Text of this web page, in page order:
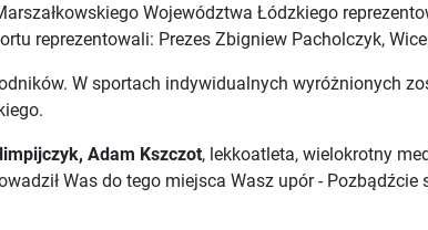
Województwa Łódzkiego
reprezentowali: Prezes Zbigniew Pacholczyk,
W sportach indywidualnych wyróżnionych
Adam Kszczot, lekkoatleta, wielokrotny
Was do tego miejsca Wasz upór -